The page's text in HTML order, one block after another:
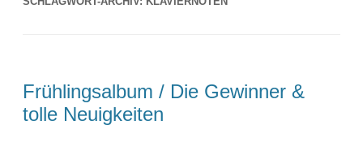
Frühlingsalbum / Die Gewinner &
tolle Neuigkeiten